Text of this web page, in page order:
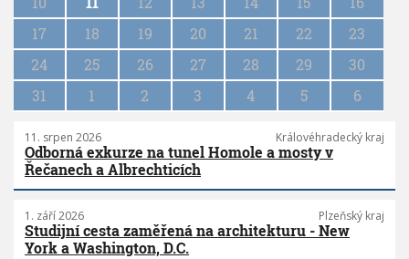
i
o
17
18 19 20 21 22
23
24
25 26 27 28 29
30
31
1 2 3 4 5 6
11. srpen 2026 Královéhradecký kraj
Odborná exkurze na tunel Homole a mosty v
Řečanech a Albrechticích
1. září 2026 Plzeňský kraj
Studijní cesta zaměřená na architekturu - New
York a Washington, D.C.